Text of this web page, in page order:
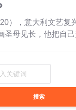
），意大利文艺复
圣母见长，他把自
搜索